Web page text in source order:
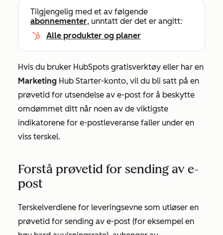
Tilgjengelig med et av følgende
abonnementer, unntatt der det er angitt:
Alle produkter og planer
Hvis du bruker HubSpots gratisverktøy eller har en
Marketing Hub Starter-konto, vil du bli satt på en
prøvetid for utsendelse av e-post for å beskytte
omdømmet ditt når noen av de viktigste
indikatorene for e-postleveranse faller under en
viss terskel.
Forstå prøvetid for sending av e-
post
Terskelverdiene for leveringsevne som utløser en
prøvetid for sending av e-post (for eksempel en